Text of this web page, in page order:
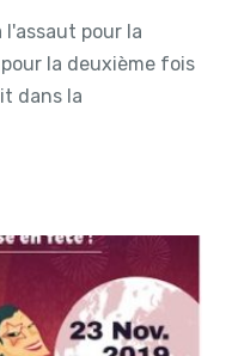
l'assaut pour la
la deuxième fois
dans la